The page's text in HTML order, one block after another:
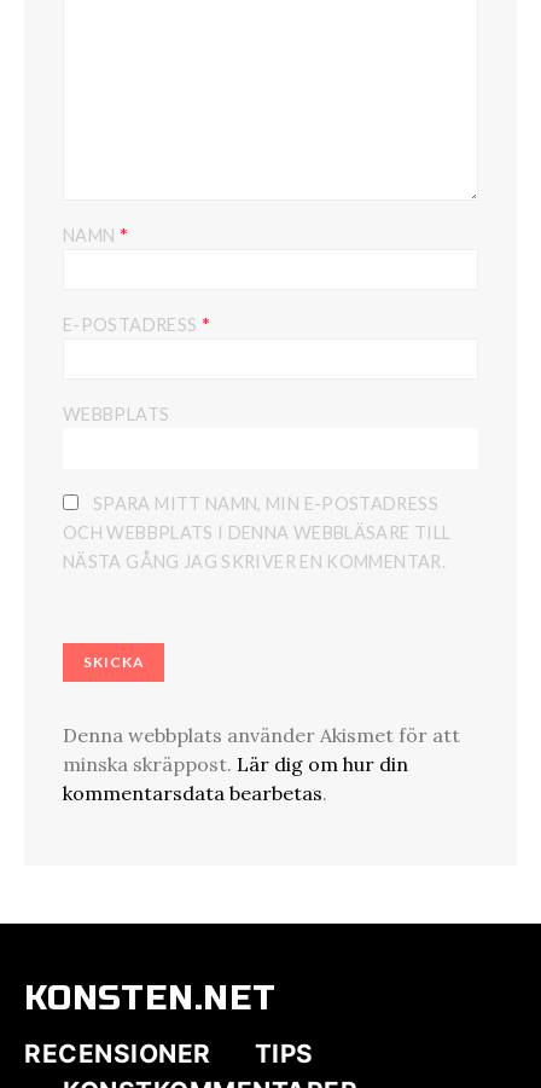
NAMN *
E-POSTADRESS *
WEBBPLATS
SPARA MITT NAMN, MIN E-POSTADRESS
OCH WEBBPLATS I DENNA WEBBLÄSARE TILL
NÄSTA GÅNG JAG SKRIVER EN KOMMENTAR.
Denna webbplats använder Akismet för att
minska skräppost. Lär dig om hur din
kommentarsdata bearbetas.
KONSTEN.NET
RECENSIONER
TIPS